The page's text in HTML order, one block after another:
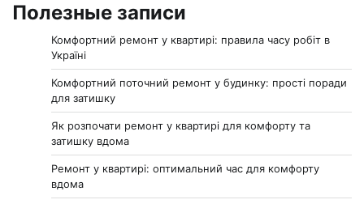
Полезные записи
Комфортний ремонт у квартирі: правила часу робіт в
Україні
Комфортний поточний ремонт у будинку: прості поради
для затишку
Як розпочати ремонт у квартирі для комфорту та
затишку вдома
Ремонт у квартирі: оптимальний час для комфорту
вдома